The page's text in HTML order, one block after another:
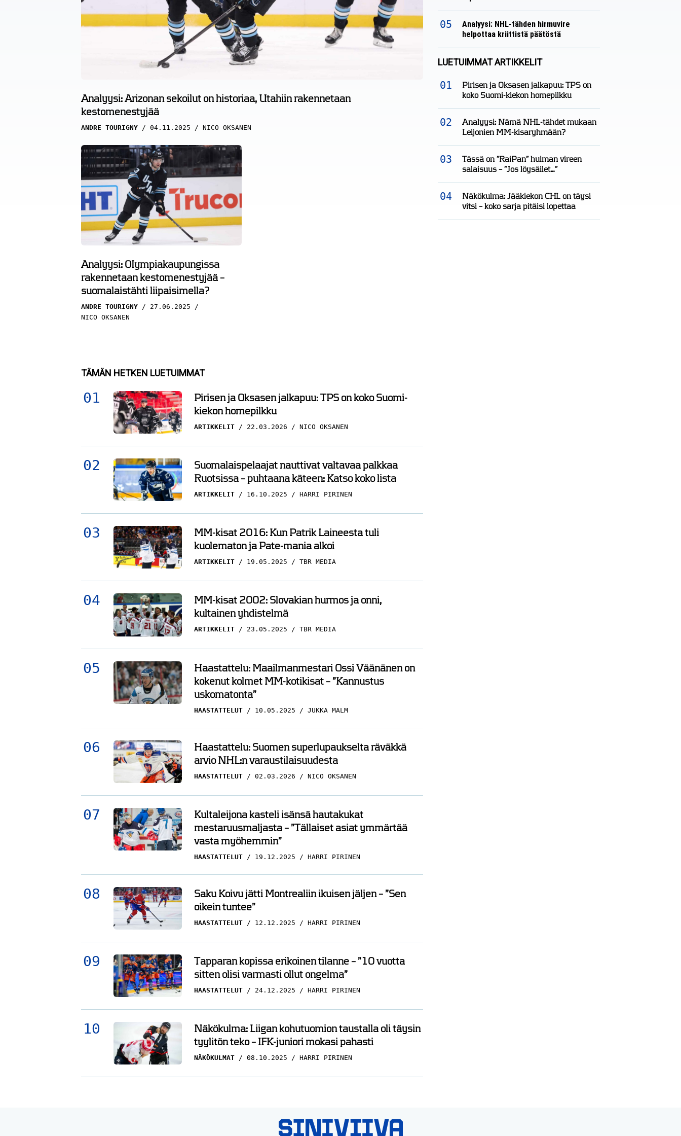
Analyysi: Arizonan sekoilut on historiaa, Utahiin rakennetaan
kestomenestyjää
ANDRE TOURIGNY 04.11.2025 NICO OKSANEN
Analyysi: OIympiakaupungissa
rakennetaan kestomenestyjää –
suomalaistähti liipaisimella?
ANDRE TOURIGNY
27.06.2025
NICO OKSANEN
TÄMÄN HETKEN LUETUIMMAT
Pirisen ja Oksasen jalkapuu: TPS on koko Suomi-
kiekon homepilkku
ARTIKKELIT 22.03.2026 NICO OKSANEN
Suomalaispelaajat nauttivat valtavaa palkkaa
Ruotsissa – puhtaana käteen: Katso koko lista
ARTIKKELIT 16.10.2025 HARRI PIRINEN
MM-kisat 2016: Kun Patrik Laineesta tuli
kuolematon ja Pate-mania alkoi
ARTIKKELIT 19.05.2025 TBR MEDIA
MM-kisat 2002: Slovakian hurmos ja onni,
kultainen yhdistelmä
ARTIKKELIT 23.05.2025 TBR MEDIA
Haastattelu: Maailmanmestari Ossi Väänänen on
kokenut kolmet MM-kotikisat – ”Kannustus
uskomatonta”
HAASTATTELUT 10.05.2025 JUKKA MALM
Haastattelu: Suomen superlupaukselta räväkkä
arvio NHL:n varaustilaisuudesta
HAASTATTELUT 02.03.2026 NICO OKSANEN
Kultaleijona kasteli isänsä hautakukat
mestaruusmaljasta – ”Tällaiset asiat ymmärtää
vasta myöhemmin”
HAASTATTELUT 19.12.2025 HARRI PIRINEN
Saku Koivu jätti Montrealiin ikuisen jäljen – ”Sen
oikein tuntee”
HAASTATTELUT 12.12.2025 HARRI PIRINEN
Tapparan kopissa erikoinen tilanne – ”10 vuotta
sitten olisi varmasti ollut ongelma”
HAASTATTELUT 24.12.2025 HARRI PIRINEN
Näkökulma: Liigan kohutuomion taustalla oli täysin
tyylitön teko – IFK-juniori mokasi pahasti
NÄKÖKULMAT 08.10.2025 HARRI PIRINEN
Analyysi: NHL-tähden hirmuvire
helpottaa kriittistä päätöstä
LUETUIMMAT ARTIKKELIT
Pirisen ja Oksasen jalkapuu: TPS on
koko Suomi-kiekon homepilkku
Analyysi: Nämä NHL-tähdet mukaan
Leijonien MM-kisaryhmään?
Tässä on ”RaiPan” huiman vireen
salaisuus – ”Jos löysäilet…”
Näkökulma: Jääkiekon CHL on täysi
vitsi – koko sarja pitäisi lopettaa